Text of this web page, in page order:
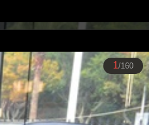
1/160